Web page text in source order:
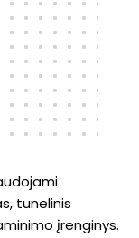
tunelinis
įrenginys.